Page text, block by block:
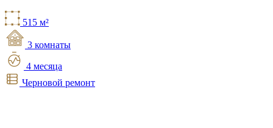
515 м²
3 комнаты
4 месяца
Черновой ремонт